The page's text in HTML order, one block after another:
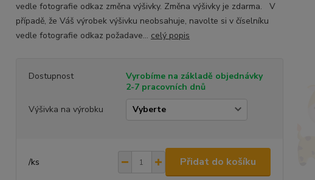
vedle fotografie odkaz změna výšivky. Změna výšivky je zdarma. V
případě, že Váš výrobek výšivku neobsahuje, navolte si v číselníku
vedle fotografie odkaz požadave... celý popis
Dostupnost
Vyrobíme na základě objednávky
2-7 pracovních dnů
Výšivka na výrobku
/ks Přidat do košíku